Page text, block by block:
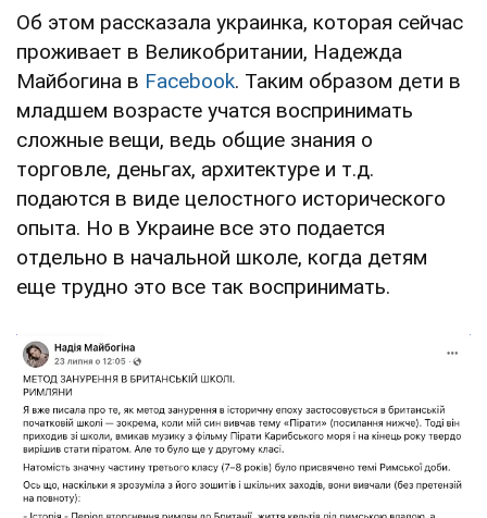
Об этом рассказала украинка, которая сейчас
проживает в Великобритании, Надежда
Майбогина в Facebook. Таким образом дети в
младшем возрасте учатся воспринимать
сложные вещи, ведь общие знания о
торговле, деньгах, архитектуре и т.д.
подаются в виде целостного исторического
опыта. Но в Украине все это подается
отдельно в начальной школе, когда детям
еще трудно это все так воспринимать.